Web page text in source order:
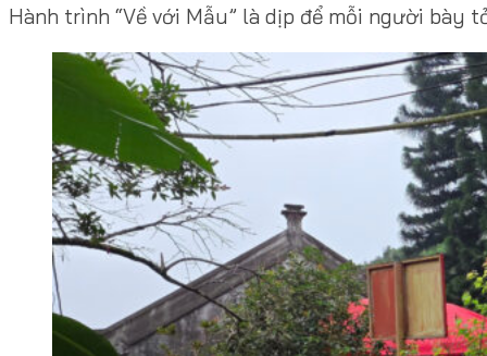
Hành trình “Về với Mẫu” là dịp để mỗi người bày